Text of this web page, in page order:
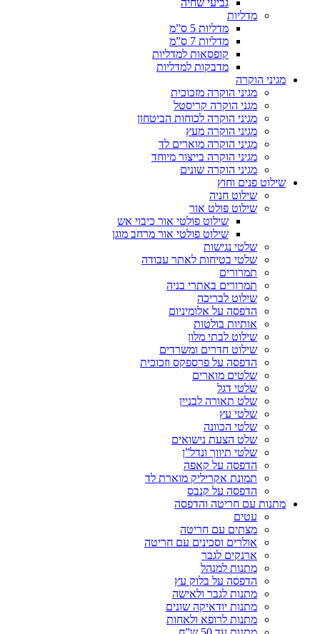
מדליות
מדליות 5 ס”מ
מדליות 7 ס”מ
קופסאות למדליות
מדבקות למדליות
מגיני הוקרה
מגיני הוקרה מזכוכית
מגני הוקרה קריסטל
מגיני הוקרה לכוחות הביטחון
מגיני הוקרה מעץ
מגיני הוקרה מוארים לד
מגיני הוקרה בייצור מיוחד
מגיני הוקרה שונים
שילוט פנים וחוץ
שילוט חניה
שילוט פולט אור
שילוט פולטי אור כיבוי אש
שילוט פולטי אור מרחב מוגן
שלטי נגישות
שלטי בטיחות לאתר עבודה
תמרורים
תמרורים באתרי בניה
שילוט לבריכה
הדפסה על אלומיניום
אותיות בולטות
שילוט לבתי מלון
שילוט חדרים ומשרדים
הדפסה על פרספקס וזכוכית
שלטים מוארים
שלטי דגל
שלט תאורה לבניין
שלטי עץ
שלטי הכוונה
שלט הצעת נישואים
שלטי תיווך ונדל”ן
הדפסה על קאפה
תמונת אקריליק מוארת לד
הדפסה על קנבס
מתנות עם חריטה והדפסה
עטים
מצתים עם חריטה
אולרים וסכינים עם חריטה
ארנקים לגבר
מתנות למנהל
הדפסה על בלוק עץ
מתנות לגבר ולאישה
מתנות יודאיקה שונים
מתנות לרופא ולאחות